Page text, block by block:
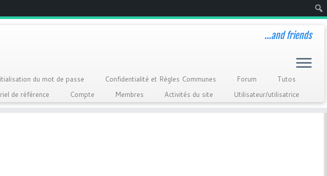
…and friends
du mot de passe Confidentialité et Règles Communes Forum
Tutos
de référence Compte Membres Activités du site Utilisateur/utilisatrice